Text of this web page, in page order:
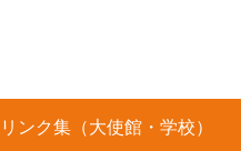
リンク集（大使館・学校）